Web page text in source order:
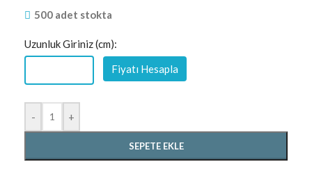
500 adet stokta
Uzunluk Giriniz (cm):
Fiyatı Hesapla
- +
SEPETE EKLE